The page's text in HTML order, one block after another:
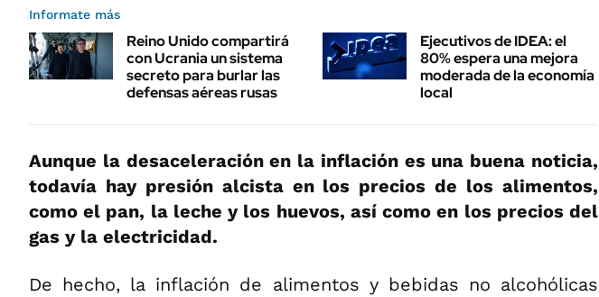
Informate más
Reino Unido compartirá
con Ucrania un sistema
secreto para burlar las
defensas aéreas rusas
Ejecutivos de IDEA: el
80% espera una mejora
moderada de la economía
local
Aunque la desaceleración en la inflación es una buena noticia,
todavía hay presión alcista en los precios de los alimentos,
como el pan, la leche y los huevos, así como en los precios del
gas y la electricidad.
De hecho, la inflación de alimentos y bebidas no alcohólicas